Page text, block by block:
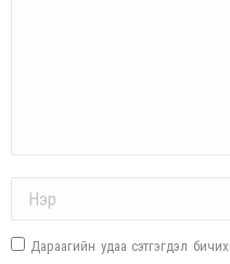
Дараагийн удаа сэтгэгдэл